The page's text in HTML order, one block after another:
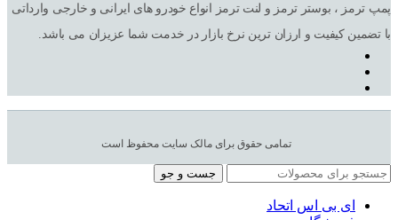
پمپ ترمز ، بوستر ترمز و لنت ترمز انواع خودرو های ایرانی و خارجی وارداتی
با تضمین کیفیت و ارزان ترین نرخ بازار در خدمت شما عزیزان می باشد.
تمامی حقوق برای مالک سایت محفوظ است
جست و جو
ای بی اس اتحاد